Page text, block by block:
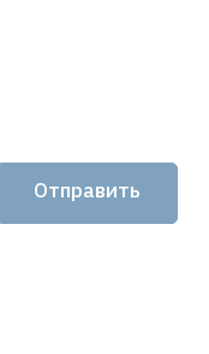
Отправить